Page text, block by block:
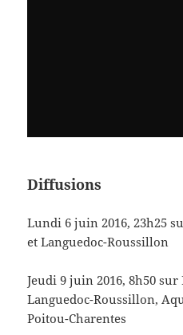
Diffusions
Lundi 6 juin 2016, 23h25
et Languedoc-Roussillon
Jeudi 9 juin 2016, 8h50
Languedoc-Roussillon,
Poitou-Charentes